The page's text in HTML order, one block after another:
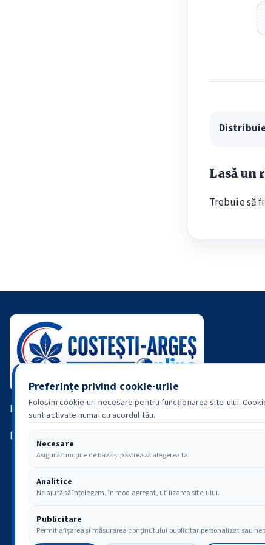
Lasă un
Trebuie să
Din 2008 alături de comunitatea din Costești.
Informație • Comunitate • Istorie
Preferințe privind cookie-urile
Folosim cookie-uri necesare pentru funcționarea site-ului.
sunt activate numai cu acordul tău.
Necesare
Asigură funcțiile de bază și păstrează alegerea ta.
Analitice
Ne ajută să înțelegem, în mod agregat, utilizarea site-ului.
Publicitare
Permit afișarea și măsurarea conținutului publicitar personalizat sau